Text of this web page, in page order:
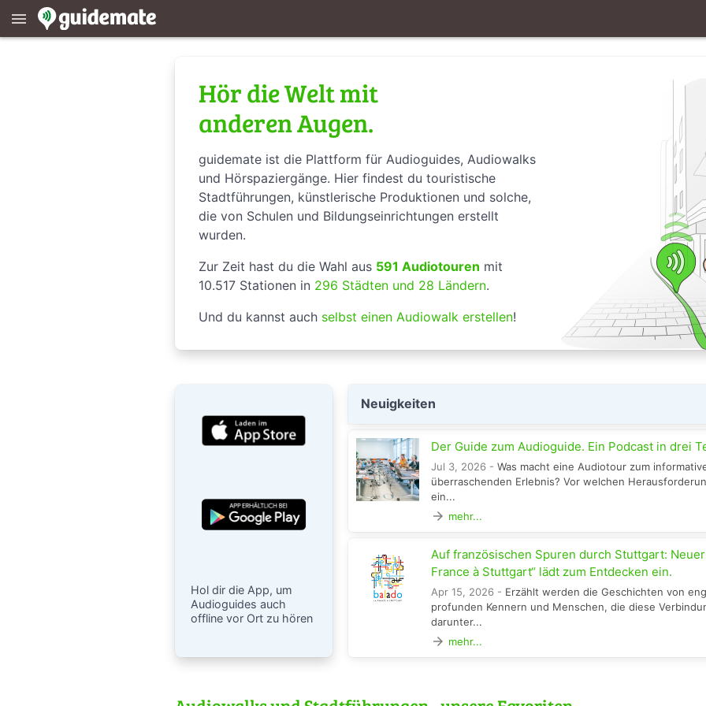
menu
Hör die Welt mit
anderen Augen.
guidemate ist die Plattform für Audioguides, Audiowalks
und Hörspaziergänge. Hier findest du touristische
Stadtführungen, künstlerische Produktionen und solche,
die von Schulen und Bildungseinrichtungen erstellt
wurden.
Zur Zeit hast du die Wahl aus 591 Audiotouren mit
10.517 Stationen in 296 Städten und 28 Ländern.
Und du kannst auch selbst einen Audiowalk erstellen!
Hol dir die App, um
Audioguides auch
offline vor Ort zu hören
Neuigkeiten
Der Guide zum Audioguide. Ein Podcast in drei
Jul 3, 2026 - Was macht eine Audiotour zum
überraschenden Erlebnis? Vor welchen
ein...
arrow_forward mehr...
Auf französischen Spuren durch Stuttgart:
France à Stuttgart“ lädt zum Entdecken ein.
Apr 15, 2026 - Erzählt werden die Geschichten von
profunden Kennern und Menschen, die diese
darunter...
arrow_forward mehr...